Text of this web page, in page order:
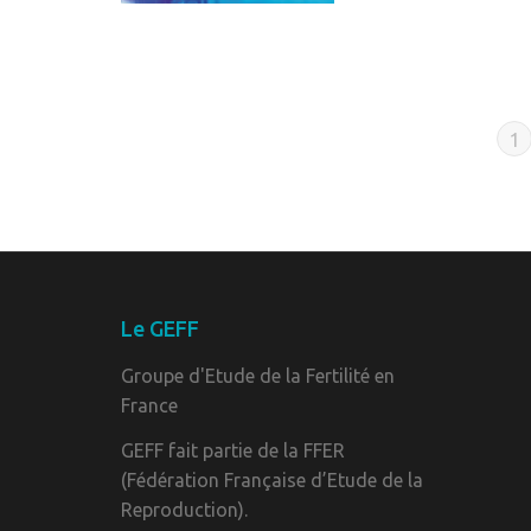
1
Le GEFF
Groupe d'Etude de la Fertilité en
France
GEFF fait partie de la FFER
(Fédération Française d’Etude de la
Reproduction).